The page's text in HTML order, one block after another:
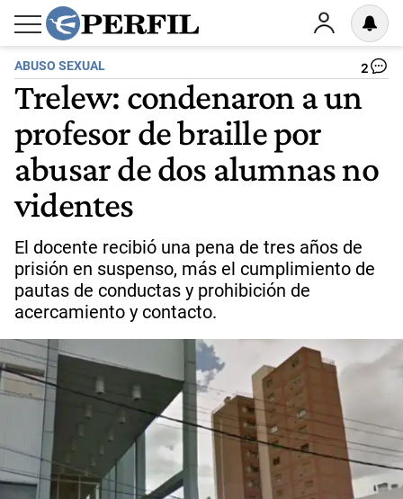
ABUSO SEXUAL 2
Trelew: condenaron a un
profesor de braille por
abusar de dos alumnas no
videntes
El docente recibió una pena de tres años de
prisión en suspenso, más el cumplimiento de
pautas de conductas y prohibición de
acercamiento y contacto.